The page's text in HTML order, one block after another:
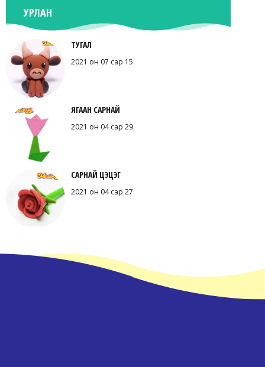
УРЛАН
ТУГАЛ
2021 он 07 сар 15
ЯГААН САРНАЙ
2021 он 04 сар 29
САРНАЙ ЦЭЦЭГ
2021 он 04 сар 27